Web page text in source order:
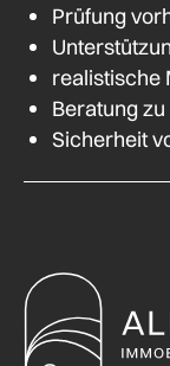
Prüfung
realistische
Beratung
Sicherheit